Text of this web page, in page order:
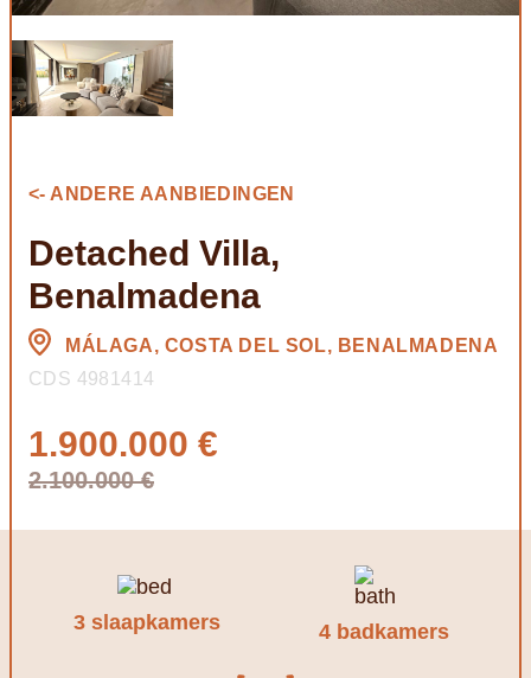
<- ANDERE AANBIEDINGEN
Detached Villa,
Benalmadena
MÁLAGA, COSTA DEL SOL, BENALMADENA
CDS 4981414
1.900.000 €
2.100.000 €
3 slaapkamers 4 badkamers